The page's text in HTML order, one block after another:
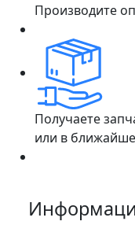
Производите
Получаете
или в